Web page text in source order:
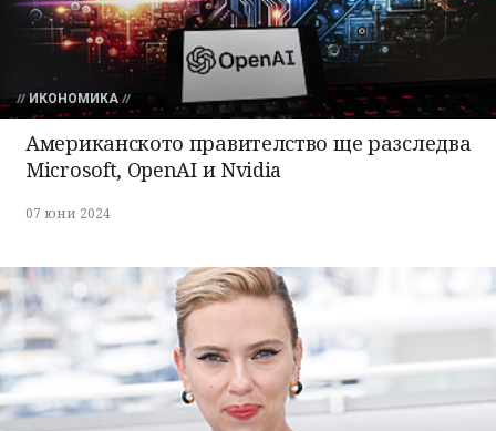
ИКОНОМИКА
Американското правителство ще разследва
Microsoft, OpenAI и Nvidia
07 юни 2024